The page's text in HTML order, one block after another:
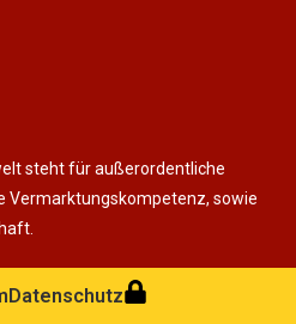
steht für außerordentliche
Vermarktungskompetenz, sowie
Datenschutz